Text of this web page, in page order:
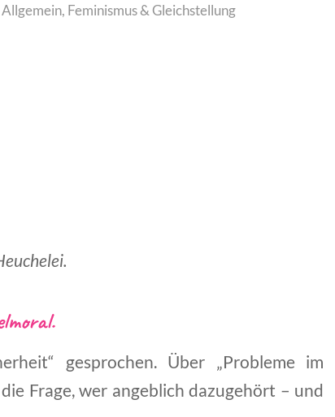
Allgemein, Feminismus & Gleichstellung
gesprochen. Über „Probleme im
Frage, wer angeblich dazugehört – und